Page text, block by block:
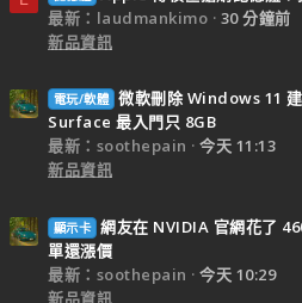
最新：laudmankimo
30 分鐘前
新品資訊
電玩/軟體 微軟刪除 Windows 11
Surface 最入門只 8GB
最新：soothepain
今天 11:13
新品資訊
顯示卡 網友在 NVIDIA 官網花了
單還漲價
最新：soothepain
今天 10:29
新品資訊